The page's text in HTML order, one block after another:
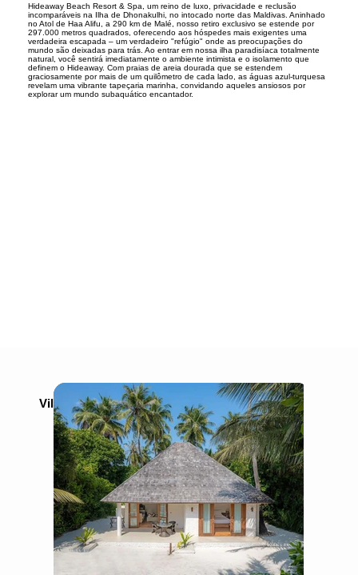
Hideaway Beach Resort & Spa, um reino de luxo, privacidade e reclusão
incomparáveis na Ilha de Dhonakulhi, no intocado norte das Maldivas. Aninhado
no Atol de Haa Alifu, a 290 km de Malé, nosso retiro exclusivo se estende por
297.000 metros quadrados, oferecendo aos hóspedes mais exigentes uma
verdadeira escapada – um verdadeiro "refúgio" onde as preocupações do
mundo são deixadas para trás. Ao entrar em nossa ilha paradisíaca totalmente
natural, você sentirá imediatamente o ambiente intimista e o isolamento que
definem o Hideaway. Com praias de areia dourada que se estendem
graciosamente por mais de um quilômetro de cada lado, as águas azul-turquesa
revelam uma vibrante tapeçaria marinha, convidando aqueles ansiosos por
explorar um mundo subaquático encantador.
Vilas e suítes